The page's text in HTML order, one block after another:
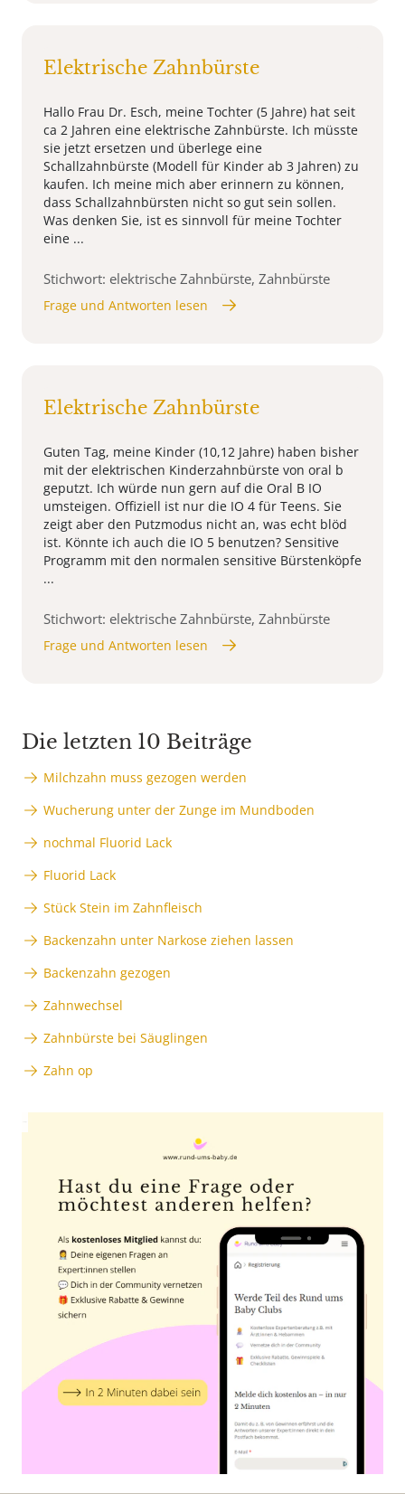
Elektrische Zahnbürste
Hallo Frau Dr. Esch, meine Tochter (5 Jahre) hat seit
ca 2 Jahren eine elektrische Zahnbürste. Ich müsste
sie jetzt ersetzen und überlege eine
Schallzahnbürste (Modell für Kinder ab 3 Jahren) zu
kaufen. Ich meine mich aber erinnern zu können,
dass Schallzahnbürsten nicht so gut sein sollen.
Was denken Sie, ist es sinnvoll für meine Tochter
eine ...
Stichwort: elektrische Zahnbürste, Zahnbürste
Frage und Antworten lesen
Elektrische Zahnbürste
Guten Tag, meine Kinder (10,12 Jahre) haben bisher
mit der elektrischen Kinderzahnbürste von oral b
geputzt. Ich würde nun gern auf die Oral B IO
umsteigen. Offiziell ist nur die IO 4 für Teens. Sie
zeigt aber den Putzmodus nicht an, was echt blöd
ist. Könnte ich auch die IO 5 benutzen? Sensitive
Programm mit den normalen sensitive Bürstenköpfe
...
Stichwort: elektrische Zahnbürste, Zahnbürste
Frage und Antworten lesen
Die letzten 10 Beiträge
Milchzahn muss gezogen werden
Wucherung unter der Zunge im Mundboden
nochmal Fluorid Lack
Fluorid Lack
Stück Stein im Zahnfleisch
Backenzahn unter Narkose ziehen lassen
Backenzahn gezogen
Zahnwechsel
Zahnbürste bei Säuglingen
Zahn op